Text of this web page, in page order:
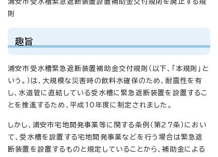
浦安市受水槽緊急遮断装置設置補助金交付規則を廃止する規
則
趣旨
浦安市受水槽緊急遮断装置補助金交付規則（以下、「本規則」と
いう。）は、大規模な災害時の飲料水確保のため、耐震性を有
し、水道管に直結している受水槽に緊急遮断装置を設置するこ
とを推進するため、平成10年度に制定されました。
しかし、浦安市宅地開発事業等に関する条例（第27条）におい
て、受水槽を設置する宅地開発事業などを行う場合は緊急遮
断装置を設置するものと規定していることから、補助金による